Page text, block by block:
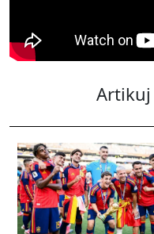
Artikuj